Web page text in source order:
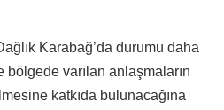
Karabağ’da durumu daha
varılan anlaşmaların
katkıda bulunacağına